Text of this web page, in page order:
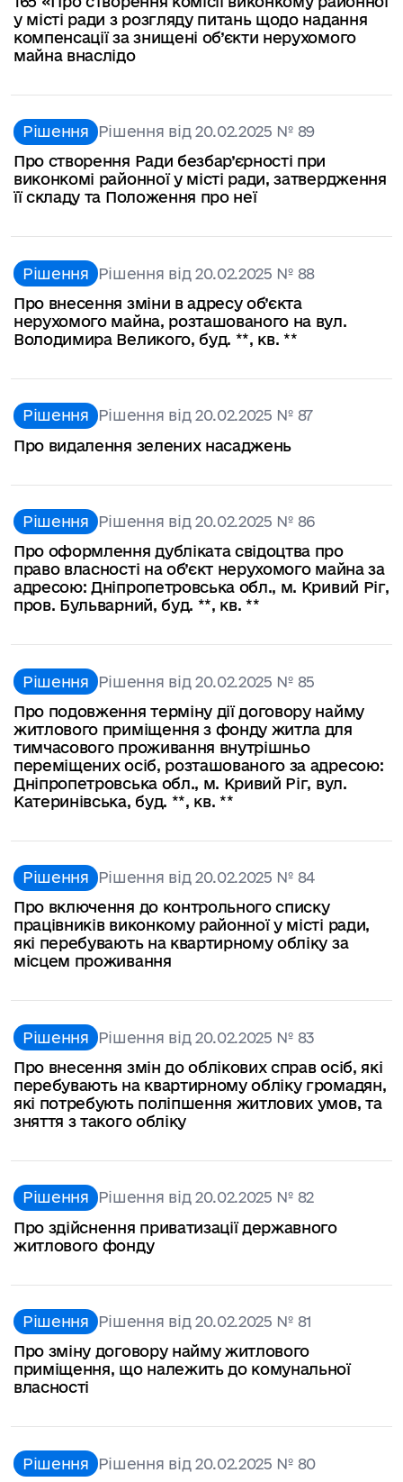
у місті ради з розгляду питань щодо надання
компенсації за знищені об’єкти нерухомого
майна внаслідо
Рішення Рішення від 20.02.2025 № 89
Про створення Ради безбар’єрності при
виконкомі районної у місті ради, затвердження
її складу та Положення про неї
Рішення Рішення від 20.02.2025 № 88
Про внесення зміни в адресу об’єкта
нерухомого майна, розташованого на вул.
Володимира Великого, буд. **, кв. **
Рішення Рішення від 20.02.2025 № 87
Про видалення зелених насаджень
Рішення Рішення від 20.02.2025 № 86
Про оформлення дубліката свідоцтва про
право власності на об’єкт нерухомого майна за
адресою: Дніпропетровська обл., м. Кривий Ріг,
пров. Бульварний, буд. **, кв. **
Рішення Рішення від 20.02.2025 № 85
Про подовження терміну дії договору найму
житлового приміщення з фонду житла для
тимчасового проживання внутрішньо
переміщених осіб, розташованого за адресою:
Дніпропетровська обл., м. Кривий Ріг, вул.
Катеринівська, буд. **, кв. **
Рішення Рішення від 20.02.2025 № 84
Про включення до контрольного списку
працівників виконкому районної у місті ради,
які перебувають на квартирному обліку за
місцем проживання
Рішення Рішення від 20.02.2025 № 83
Про внесення змін до облікових справ осіб, які
перебувають на квартирному обліку громадян,
які потребують поліпшення житлових умов, та
зняття з такого обліку
Рішення Рішення від 20.02.2025 № 82
Про здійснення приватизації державного
житлового фонду
Рішення Рішення від 20.02.2025 № 81
Про зміну договору найму житлового
приміщення, що належить до комунальної
власності
Рішення Рішення від 20.02.2025 № 80